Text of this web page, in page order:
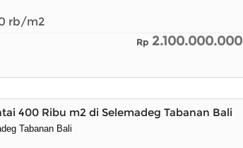
rb/m2
Rp 2.100.000.000
400 Ribu m2 di Selemadeg Tabanan Bali
Tabanan Bali